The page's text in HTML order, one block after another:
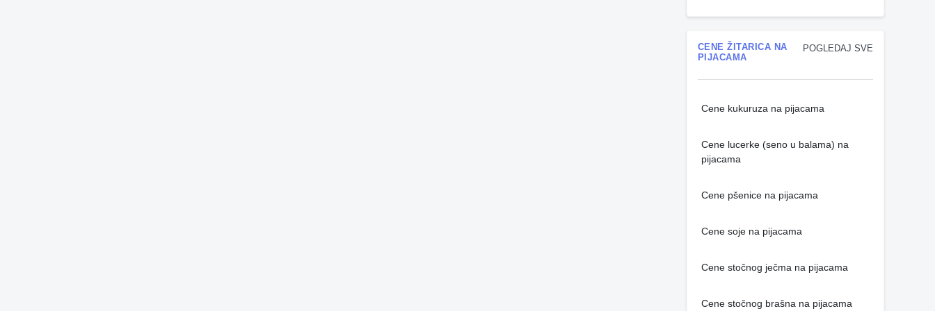
POGLEDAJ SVE
CENE ŽITARICA NA
PIJACAMA
Cene kukuruza na pijacama
Cene lucerke (seno u balama) na
pijacama
Cene pšenice na pijacama
Cene soje na pijacama
Cene stočnog ječma na pijacama
Cene stočnog brašna na pijacama